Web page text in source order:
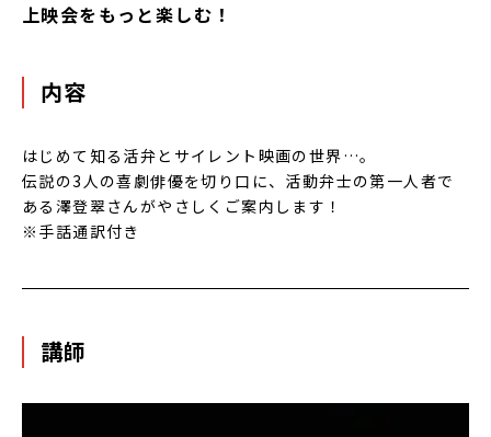
上映会をもっと楽しむ！
内容
はじめて知る活弁とサイレント映画の世界…。
伝説の3人の喜劇俳優を切り口に、活動弁士の第一人者で
ある澤登翠さんがやさしくご案内します！
※手話通訳付き
講師